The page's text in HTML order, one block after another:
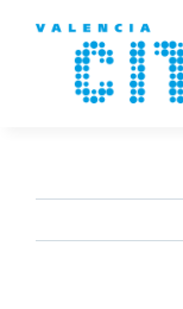
contenido